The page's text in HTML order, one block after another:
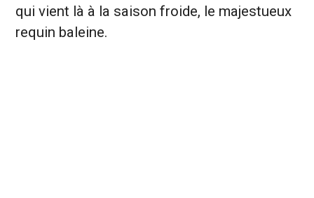
qui vient là à la saison froide, le majestueux
requin baleine.